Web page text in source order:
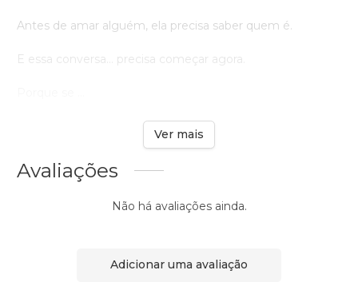
Antes de amar alguém, ela precisa saber quem é.
E essa conversa… precisa começar agora.
Ver mais
Avaliações
Não há avaliações ainda.
Adicionar uma avaliação